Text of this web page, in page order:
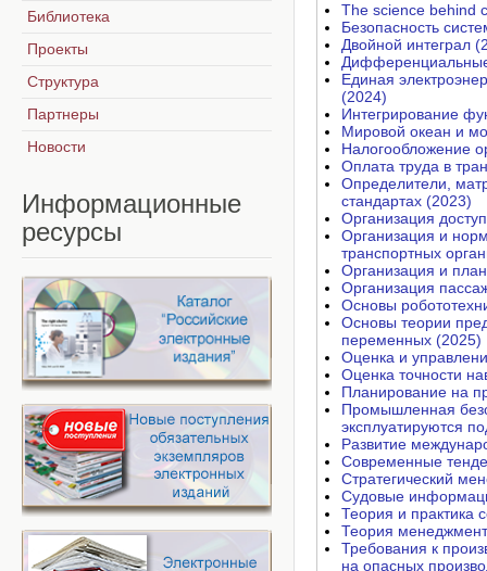
The science behind
Безопасность
Двойной интеграл
Единая
(2024)
Интегрирование
Мировой океан и
Налогообложение
Оплата труда в
Определители,
стандартах (2023)
Организация
Организация и
транспортных
Организация и
Организация
Основы
Основы теории
переменных (2025)
Оценка и
Оценка точности
Планирование на
Промышленная
эксплуатируются
Развитие
Современные
Стратегический
Судовые
Теория и практика
Теория
Требования к
на опасных
Библиотека
Проекты
Структура
Партнеры
Новости
Информационные
ресурсы